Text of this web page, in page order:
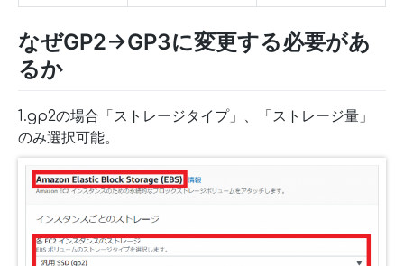
なぜGP2→GP3に変更する必要があ
るか
1.gp2の場合「ストレージタイプ」、「ストレージ量」
のみ選択可能。